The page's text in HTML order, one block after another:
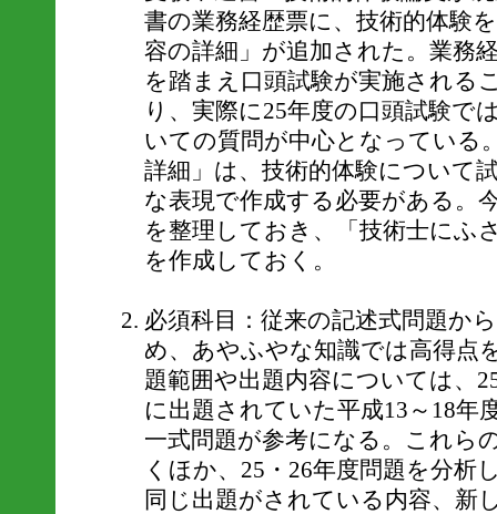
書の業務経歴票に、技術的体験
容の詳細」が追加された。業務
を踏まえ口頭試験が実施される
り、実際に25年度の口頭試験で
いての質問が中心となっている
詳細」は、技術的体験について
な表現で作成する必要がある。
を整理しておき、「技術士にふ
を作成しておく。
必須科目：従来の記述式問題か
め、あやふやな知識では高得点
題範囲や出題内容については、
に出題されていた平成13～18年
一式問題が参考になる。これら
くほか、25・26年度問題を分析
同じ出題がされている内容、新